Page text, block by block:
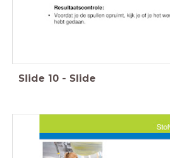
Slide 10 - Slide